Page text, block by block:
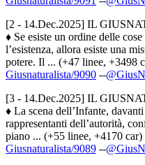
[2 - 14.Dec.2025] IL
♦ Se esiste un ordine delle
l’esistenza, allora esiste una
potere. Il ... (+47 linee, +3498
Giusnaturalista/9090 --@GiusN
[3 - 14.Dec.2025] IL
♦ La scena dell’Infante,
rappresentanti dell’autorità,
piano ... (+55 linee, +4170 car)
Giusnaturalista/9089 --@GiusN